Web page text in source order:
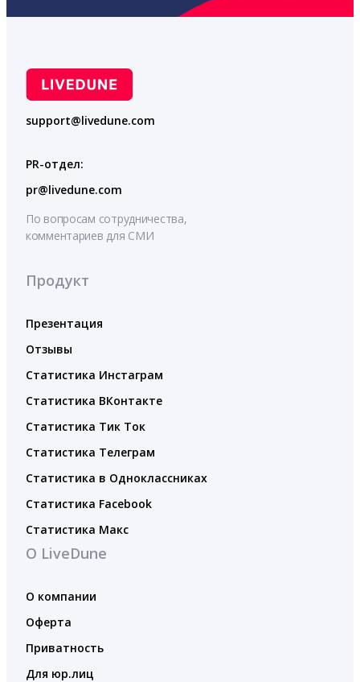
support@livedune.com
PR-отдел:
pr@livedune.com
По вопросам сотрудничества,
комментариев для СМИ
Продукт
Презентация
Отзывы
Статистика Инстаграм
Статистика ВКонтакте
Статистика Тик Ток
Статистика Телеграм
Статистика в Одноклассниках
Статистика Facebook
Статистика Макс
О LiveDune
О компании
Оферта
Приватность
Для юр.лиц